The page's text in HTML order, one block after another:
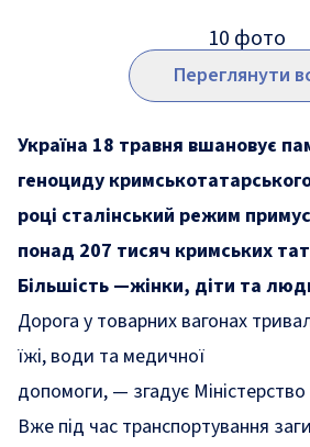
10 фото
Переглянути
Україна 18 травня вшановує
геноциду
році сталінський режим
понад 207 тисяч кримських
Більшість —жінки, діти та
Дорога у товарних вагонах
їжі, води та медичної
допомоги, — згадує
Вже під час транспортування